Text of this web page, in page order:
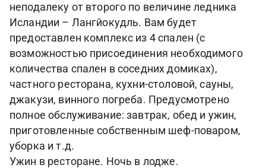
неподалеку от второго по величине ледника
Исландии – Лангйокудль. Вам будет
предоставлен комплекс из 4 спален (с
возможностью присоединения необходимого
количества спален в соседних домиках),
частного ресторана, кухни-столовой, сауны,
джакузи, винного погреба. Предусмотрено
полное обслуживание: завтрак, обед и ужин,
приготовленные собственным шеф-поваром,
уборка и т.д.
Ужин в ресторане. Ночь в лодже.